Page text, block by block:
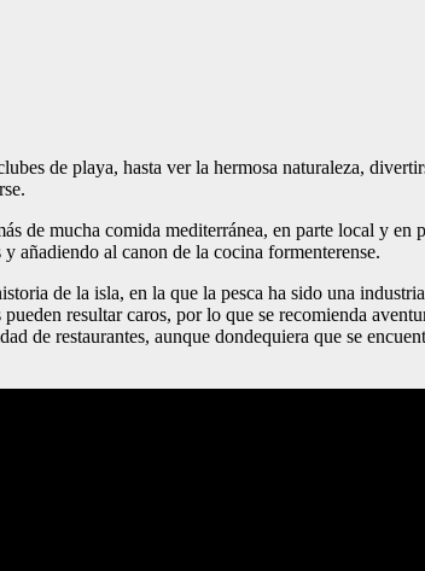
de playa, hasta ver la hermosa naturaleza,
de mucha comida mediterránea, en parte local y en
añadiendo al canon de la cocina formenterense.
de la isla, en la que la pesca ha sido una
resultar caros, por lo que se recomienda
de restaurantes, aunque dondequiera que se